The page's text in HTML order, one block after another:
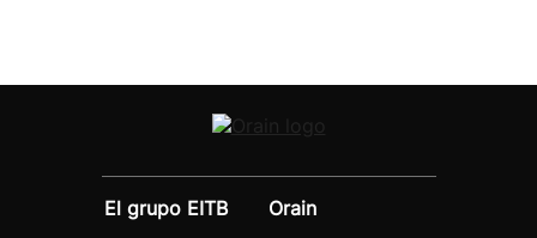
El grupo EITB
Orain